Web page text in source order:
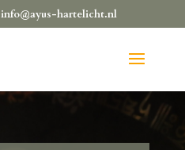
info@ayus-hartelicht.nl